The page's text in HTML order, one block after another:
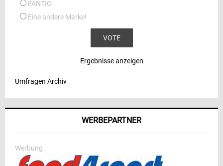
FANTIC
Eine andere Marke!
Ergebnisse anzeigen
Umfragen Archiv
WERBEPARTNER
Werbung